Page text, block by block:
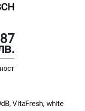
VitaFresh, white